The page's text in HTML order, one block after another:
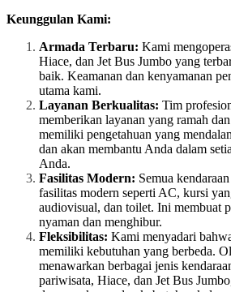
Keunggulan Kami:
Armada Terbaru: Kami
Hiace, dan Jet Bus Jumbo yang
baik. Keamanan dan kenyamanan
utama kami.
Layanan Berkualitas: Tim
memberikan layanan yang ramah
memiliki pengetahuan yang
dan akan membantu Anda dalam
Anda.
Fasilitas Modern: Semua
fasilitas modern seperti AC, kursi
audiovisual, dan toilet. Ini membuat
nyaman dan menghibur.
Fleksibilitas: Kami menyadari
memiliki kebutuhan yang berbeda.
menawarkan berbagai jenis
pariwisata, Hiace, dan Jet Bus